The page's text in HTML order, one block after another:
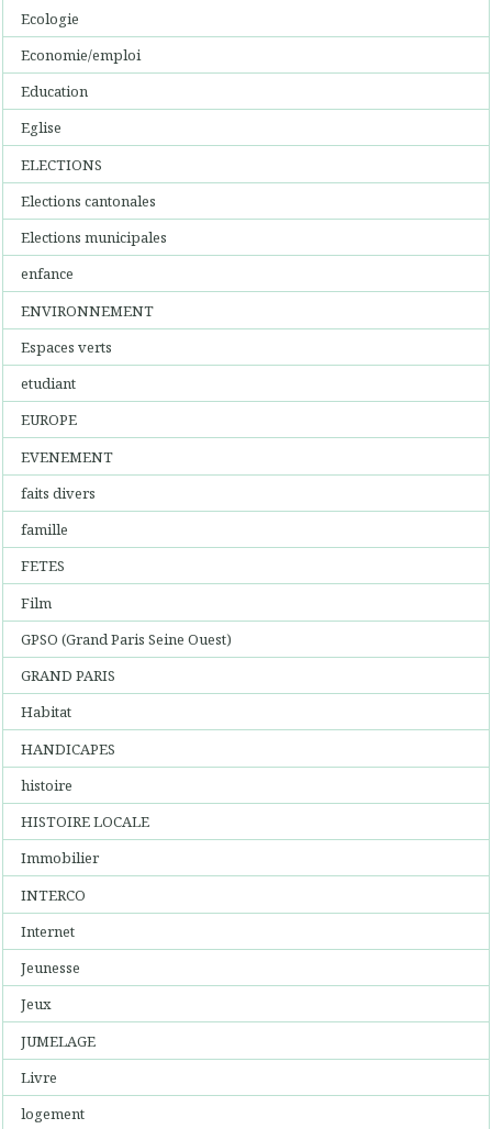
Ecologie
Economie/emploi
Education
Eglise
ELECTIONS
Elections cantonales
Elections municipales
enfance
ENVIRONNEMENT
Espaces verts
etudiant
EUROPE
EVENEMENT
faits divers
famille
FETES
Film
GPSO (Grand Paris Seine Ouest)
GRAND PARIS
Habitat
HANDICAPES
histoire
HISTOIRE LOCALE
Immobilier
INTERCO
Internet
Jeunesse
Jeux
JUMELAGE
Livre
logement